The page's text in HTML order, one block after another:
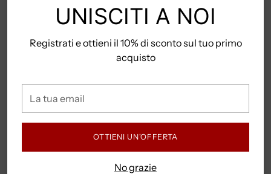
UNISCITI A NOI
Registrati e ottieni il 10% di sconto sul tuo primo
acquisto
tua
OTTIENI UN'OFFERTA
No grazie
COME POSSO PAGARE?
TEMPI E COSTI DI SPEDIZIONE
Aggiungere
prodotto
carrello...
FUORI TUTTO
Scopri tutti i prodotti in promo